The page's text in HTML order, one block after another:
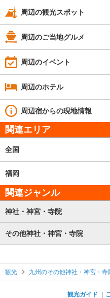
周辺の観光スポット
周辺のご当地グルメ
周辺のイベント
周辺のホテル
周辺宿からの現地情報
関連エリア
全国
福岡
関連ジャンル
神社・神宮・寺院
その他神社・神宮・寺院
観光 九州のその他神社・神宮・寺
観光ガイド